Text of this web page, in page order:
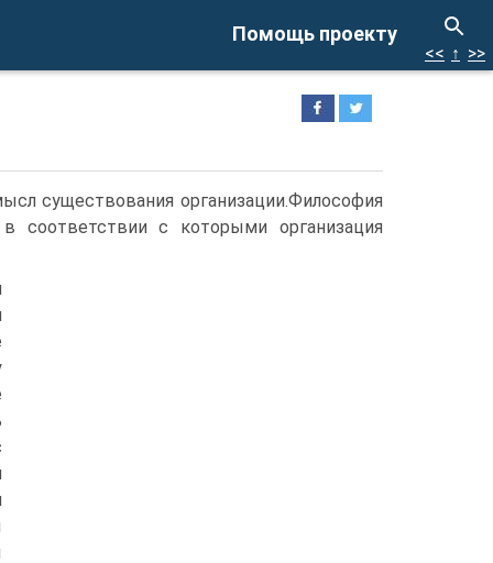
Помощь проекту
<< ↑ >>
существования организации.Философия
соответствии с которыми организация